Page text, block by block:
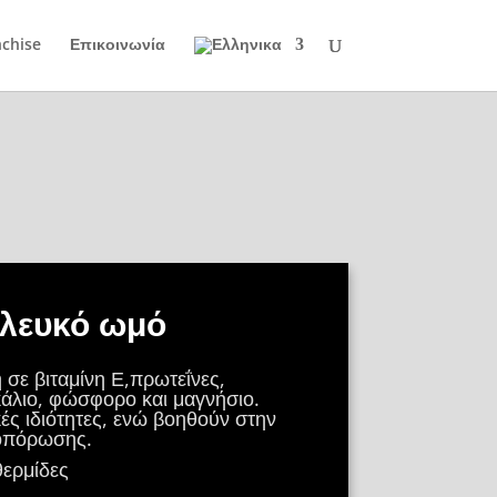
Επικοινωνία
ωμό
βιταμίνη Ε,πρωτεΐνες,
φώσφορο και μαγνήσιο.
ιδιότητες, ενώ βοηθούν στην